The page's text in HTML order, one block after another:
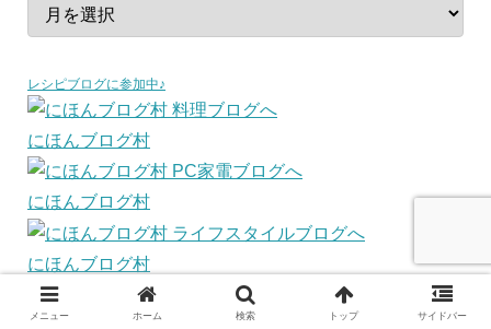
レシピブログに参加中♪
にほんブログ村
にほんブログ村
にほんブログ村
メニュー ホーム 検索 トップ サイドバー